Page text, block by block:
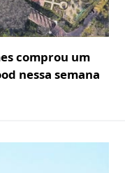
comprou um
nessa semana